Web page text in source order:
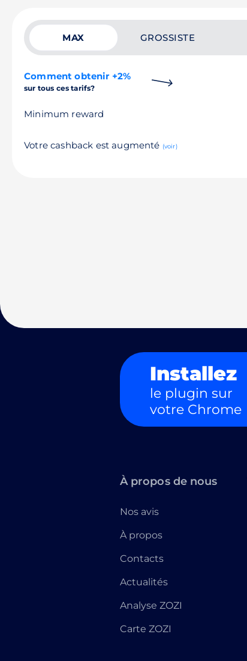
MAX GROSSISTE
Comment obtenir +2%
sur tous ces tarifs?
Minimum reward
Votre cashback est augmenté (voir)
Installez
le plugin sur
votre Chrome
À propos de nous
Nos avis
À propos
Contacts
Actualités
Analyse ZOZI
Carte ZOZI